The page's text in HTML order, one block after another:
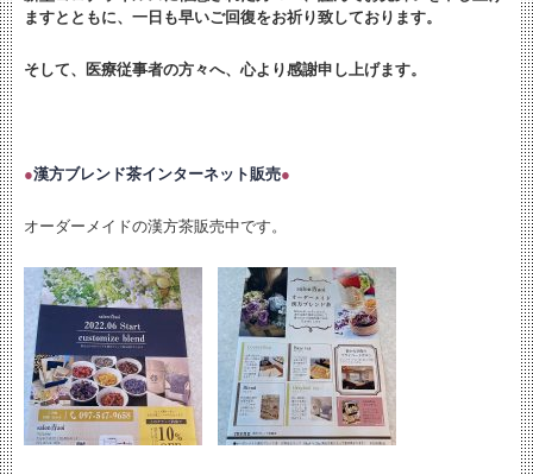
ますとともに、 一日も早いご回復をお祈り致しております。
そして、医療従事者の方々へ、心より感謝申し上げます。
●漢方ブレンド茶インターネット販売●
オーダーメイドの漢方茶販売中です。